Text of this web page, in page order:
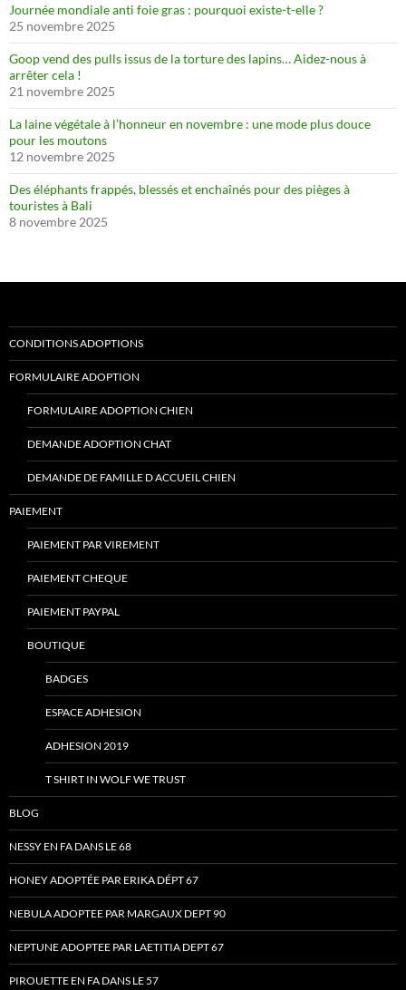
Journée mondiale anti foie gras : pourquoi existe-t-elle ?
25 novembre 2025
Goop vend des pulls issus de la torture des lapins… Aidez-nous à
arrêter cela !
21 novembre 2025
La laine végétale à l’honneur en novembre : une mode plus douce
pour les moutons
12 novembre 2025
Des éléphants frappés, blessés et enchaînés pour des pièges à
touristes à Bali
8 novembre 2025
CONDITIONS ADOPTIONS
FORMULAIRE ADOPTION
FORMULAIRE ADOPTION CHIEN
DEMANDE ADOPTION CHAT
DEMANDE DE FAMILLE D ACCUEIL CHIEN
PAIEMENT
PAIEMENT PAR VIREMENT
PAIEMENT CHEQUE
PAIEMENT PAYPAL
BOUTIQUE
BADGES
ESPACE ADHESION
ADHESION 2019
T SHIRT IN WOLF WE TRUST
BLOG
NESSY EN FA DANS LE 68
HONEY ADOPTÉE PAR ERIKA DÉPT 67
NEBULA ADOPTEE PAR MARGAUX DEPT 90
NEPTUNE ADOPTEE PAR LAETITIA DEPT 67
PIROUETTE EN FA DANS LE 57